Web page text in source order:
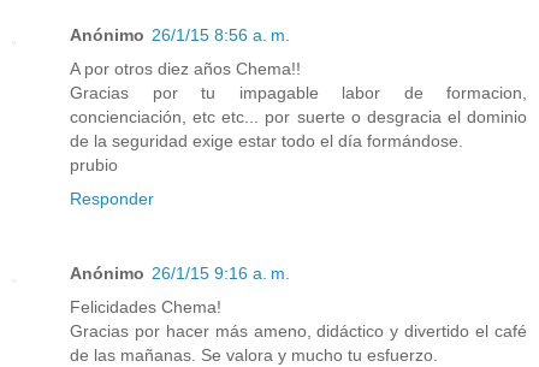
Anónimo 26/1/15 8:56 a. m.
A por otros diez años Chema!!
Gracias por tu impagable labor de formacion,
concienciación, etc etc... por suerte o desgracia el dominio
de la seguridad exige estar todo el día formándose.
prubio
Responder
Anónimo 26/1/15 9:16 a. m.
Felicidades Chema!
Gracias por hacer más ameno, didáctico y divertido el café
de las mañanas. Se valora y mucho tu esfuerzo.